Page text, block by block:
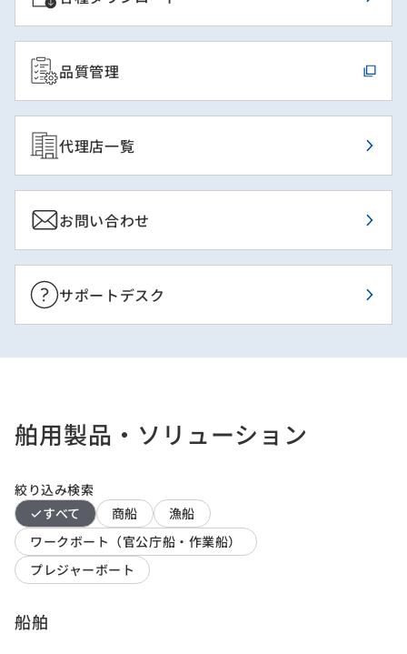
品質管理
代理店一覧
お問い合わせ
サポートデスク
舶用製品・ソリューション
絞り込み検索
すべて
商船
漁船
ワークボート（官公庁船・作業船）
プレジャーボート
船舶